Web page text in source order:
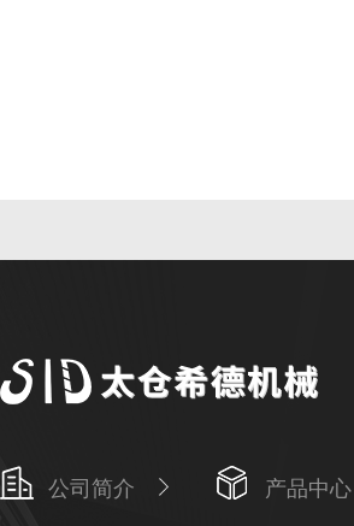
公司简介 产品中心